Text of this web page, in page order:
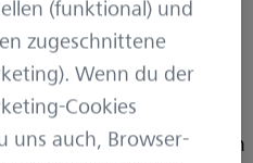
initiiert,
und
er den
(funktional) und
zugeschnittene
Wenn du der
Cookies
uns auch, Browser-